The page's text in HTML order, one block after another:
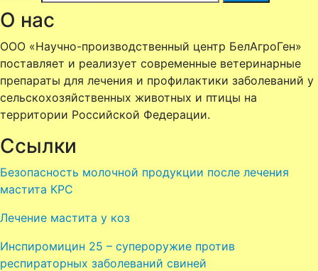
О нас
ООО «Научно-производственный центр БелАгроГен»
поставляет и реализует современные ветеринарные
препараты для лечения и профилактики заболеваний у
сельскохозяйственных животных и птицы на
территории Российской Федерации.
Ссылки
Безопасность молочной продукции после лечения
мастита КРС
Лечение мастита у коз
Инспиромицин 25 – супероружие против
респираторных заболеваний свиней